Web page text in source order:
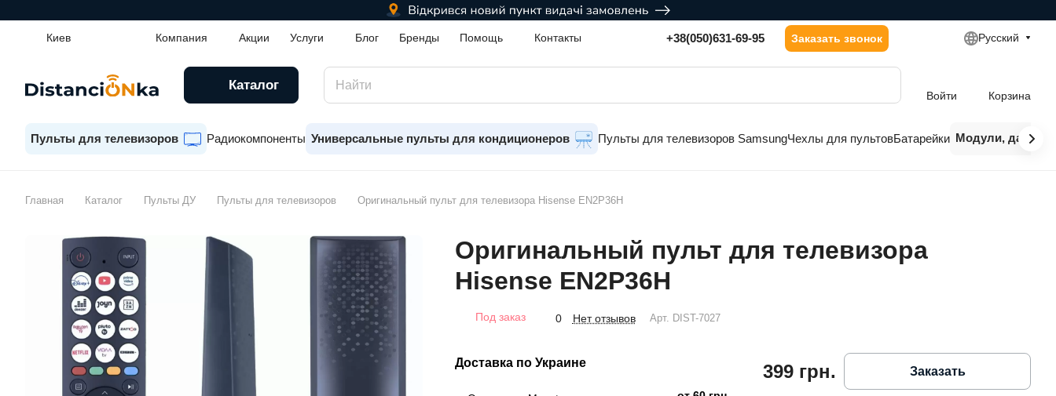
Киев Компания Акции Услуги Блог Бренды Помощь Контакты +38(050)631-69-95 Заказать звонок Русский
Каталог
Войти Корзина
Пульты для телевизоров Радиокомпоненты Универсальные пульты для кондиционеров Пульты для телевизоров SamsungЧехлы для пультовБатарейки Модули,
Главная Каталог Пульты ДУ Пульты для телевизоров Оригинальный пульт для телевизора Hisense EN2P36H
Оригинальный пульт для телевизора
Hisense EN2P36H
Под заказ 0 Нет отзывов Арт. DIST-7027
Доставка по Украине 399 грн. Заказать